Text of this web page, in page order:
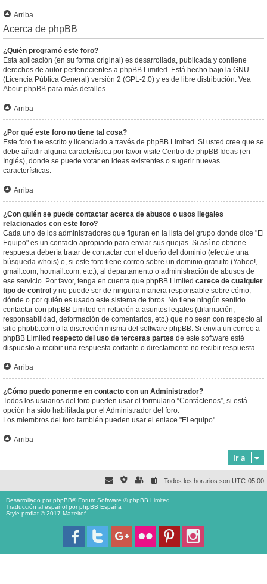
Arriba
Acerca de phpBB
¿Quién programó este foro?
Esta aplicación (en su forma original) es desarrollada, publicada y contiene
derechos de autor pertenecientes a phpBB Limited . Está hecho bajo la GNU
(Licencia Pública General) versión 2 (GPL-2.0) y es de libre distribución. Vea
About phpBB para más detalles.
Arriba
¿Por qué este foro no tiene tal cosa?
Este foro fue escrito y licenciado a través de phpBB Limited. Si usted cree que se
debe añadir alguna característica por favor visite Centro de phpBB Ideas (en
Inglés), donde se puede votar en ideas existentes o sugerir nuevas
características.
Arriba
¿Con quién se puede contactar acerca de abusos o usos ilegales
relacionados con este foro?
Cada uno de los administradores que figuran en la lista del grupo donde dice "El
Equipo" es un contacto apropiado para enviar sus quejas. Si así no obtiene
respuesta debería tratar de contactar con el dueño del dominio (efectúe una
búsqueda whois) o, si este foro tiene correo sobre un dominio gratuito (Yahoo!,
gmail.com, hotmail.com, etc.), al departamento o administración de abusos de
ese servicio. Por favor, tenga en cuenta que phpBB Limited carece de cualquier
tipo de control y no puede ser de ninguna manera responsable sobre cómo,
dónde o por quién es usado este sistema de foros. No tiene ningún sentido
contactar con phpBB Limited en relación a asuntos legales (difamación,
responsabilidad, deformación de comentarios, etc.) que no sean con respecto al
sitio phpbb.com o la discreción misma del software phpBB. Si envia un correo a
phpBB Limited respecto del uso de terceras partes de este software esté
dispuesto a recibir una respuesta cortante o directamente no recibir respuesta.
Arriba
¿Cómo puedo ponerme en contacto con un Administrador?
Todos los usuarios del foro pueden usar el formulario “Contáctenos”, si está
opción ha sido habilitada por el Administrador del foro.
Los miembros del foro también pueden usar el enlace "El equipo".
Arriba
Ir a
Todos los horarios son UTC-05:00
Desarrollado porphpBB® Forum Software © phpBB Limited
Traducción al español porphpBB España
Style proflat © 2017 Mazeltof